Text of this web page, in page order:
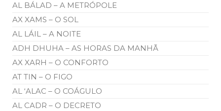
AL BÁLAD – A METRÓPOLE
AX XAMS – O SOL
AL LÁIL – A NOITE
ADH DHUHA – AS HORAS DA MANHÃ
AX XARH – O CONFORTO
AT TIN – O FIGO
AL ‘ALAC – O COÁGULO
AL CADR – O DECRETO